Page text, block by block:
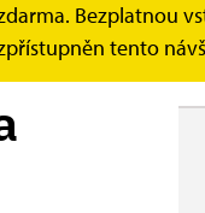
Bezplatnou
tento